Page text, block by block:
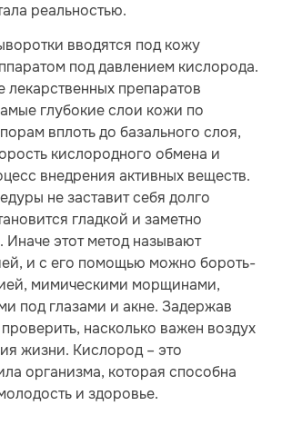
реальностью.
вводятся под кожу
под давлением кислорода.
препаратов
глубокие слои кожи по
вплоть до базального слоя,
кислородного обмена и
внедрения активных веществ.
не заставит себя долго
гладкой и заметно
этот метод называют
и с его помощью можно бо­роть­
мимическими морщинами,
под глазами и акне. Задержав
насколько важен воздух
жизни. Кислород – это
организма, которая способна
и здоровье.